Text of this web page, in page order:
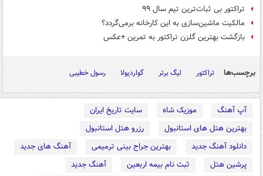
تراکتور بی ثبات‌ترین تیم سال ۹۹
مالکیت ماشین‌سازی به این کارخانه برمی‌گردد؟
بازگشت بهترین گلزن تراکتور به تمرین +عکس
برچسب‌ها تراکتور لیگ برتر گواردیولا رسول خطیبی
آپ آهنگ موزیک شاه
سایت تاریخ ایران
بهترین هتل های استانبول
رزرو هتل استانبول
دانلود آهنگ جدید
بهترین جراح بینی ترمیمی
آهنگ های جدید
پرشین هتل
ثبت نام بیمه اربعین
آهنگ جدید